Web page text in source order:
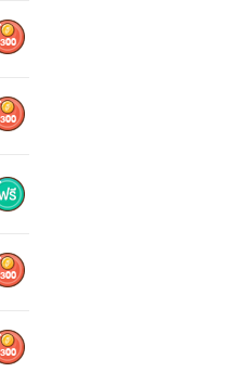
300
300
300
300